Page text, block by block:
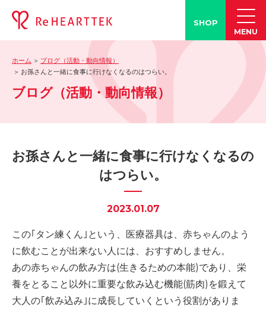
製品情報
-「タン練くん」
-ブログ
-学会発表情報
-メディア紹介事例
-誤嚥・誤嚥性肺炎とは
-誤嚥のQ&A(コラム)
-誤嚥・誤嚥性肺炎の予防策
会社情報
SHOP
MENU
ホーム
ブログ（活動・動向情報）
お孫さんと一緒に食事に行けなくなるのはつらい。
ブログ（活動・動向情報）
お孫さんと一緒に食事に行けなくなるの
はつらい。
2023.01.07
この｢タン練くん｣という、医療器具は、赤ちゃんのよう
に飲むことが出来ない人には、おすすめしません。
あの赤ちゃんの飲み方は(生きるための本能)であり、栄
養をとること以外に重要な飲み込む機能(筋肉)を鍛えて
大人の｢飲み込み｣に成長していくという役割がありま